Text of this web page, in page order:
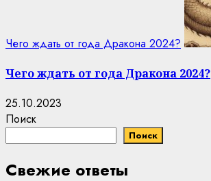
Чего ждать от года Дракона 2024?
Чего ждать от года Дракона 2024?
25.10.2023
Поиск
Поиск
Свежие ответы